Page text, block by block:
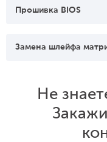
Прошивка BIOS
Замена шлейфа
Не